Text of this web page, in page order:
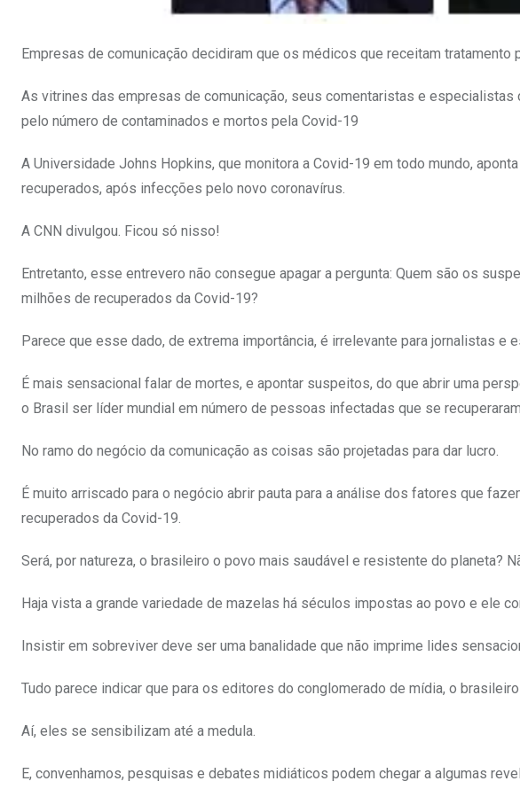
Empresas de comunicação decidiram que os médicos que receitam
As vitrines das empresas de comunicação, seus comentaristas e
pelo número de contaminados e mortos pela Covid-19
A Universidade Johns Hopkins, que monitora a Covid-19 em todo mundo,
recuperados, após infecções pelo novo coronavírus.
A CNN divulgou. Ficou só nisso!
Entretanto, esse entrevero não consegue apagar a pergunta: Quem são os
milhões de recuperados da Covid-19?
Parece que esse dado, de extrema importância, é irrelevante para jornalistas e
É mais sensacional falar de mortes, e apontar suspeitos, do que abrir uma
o Brasil ser líder mundial em número de pessoas infectadas que se
No ramo do negócio da comunicação as coisas são projetadas para dar lucro.
É muito arriscado para o negócio abrir pauta para a análise dos fatores que
recuperados da Covid-19.
Será, por natureza, o brasileiro o povo mais saudável e resistente do planeta?
Haja vista a grande variedade de mazelas há séculos impostas ao povo e ele
Insistir em sobreviver deve ser uma banalidade que não imprime lides
Tudo parece indicar que para os editores do conglomerado de mídia, o
Aí, eles se sensibilizam até a medula.
E, convenhamos, pesquisas e debates midiáticos podem chegar a algumas